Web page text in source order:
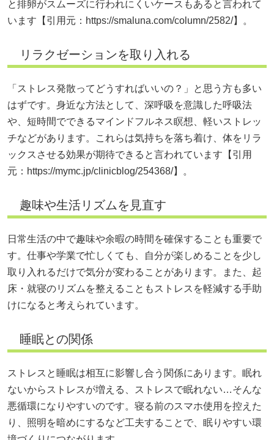
と排卵がスムーズに行われにくいケースもあると言われて
います【引用元： https://smaluna.com/column/2582/】。
リラクゼーションを取り入れる
「ストレス発散ってどうすればいいの？」と思う方も多い
はずです。身近な方法として、深呼吸を意識した呼吸法
や、短時間でできるマインドフルネス瞑想、軽いストレッ
チなどがあります。これらは気持ちを落ち着け、体をリラ
ックスさせる効果が期待できると言われています【引用
元： https://mymc.jp/clinicblog/254368/】。
趣味や生活リズムを見直す
日常生活の中で趣味や余暇の時間を確保することも重要で
す。仕事や学業で忙しくても、自分が楽しめることを少し
取り入れるだけで気分が変わることがあります。また、起
床・就寝のリズムを整えることもストレスを軽減する手助
けになると考えられています。
睡眠との関係
ストレスと睡眠は相互に影響し合う関係にあります。眠れ
ないからストレスが増える、ストレスで眠れない…そんな
悪循環になりやすいのです。寝る前のスマホ使用を控えた
り、照明を暗めにするなど工夫することで、眠りやすい環